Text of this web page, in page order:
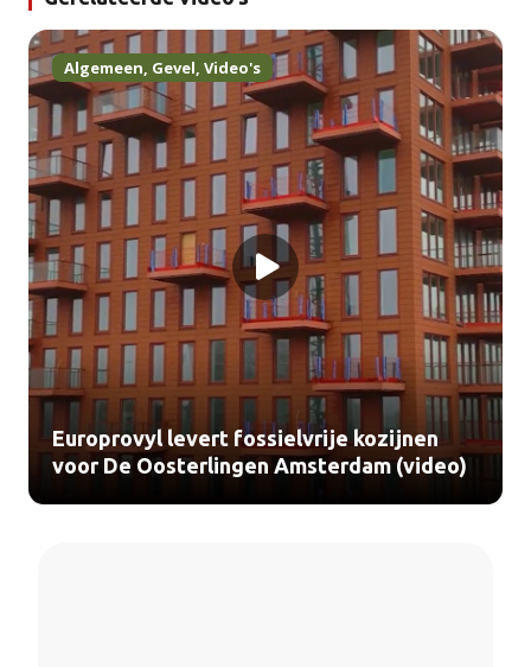
Algemeen, Gevel, Video's
Europrovyl levert fossielvrije kozijnen
voor De Oosterlingen Amsterdam (video)